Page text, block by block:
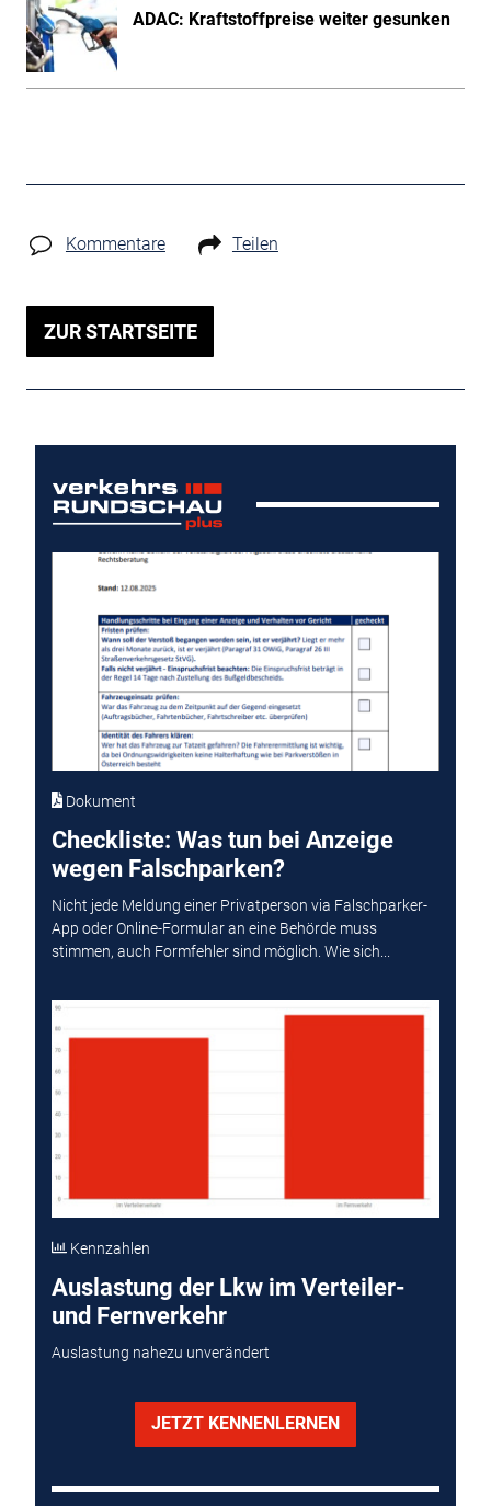
ADAC: Kraftstoffpreise weiter gesunken
Kommentare Teilen
ZUR STARTSEITE
Dokument
Checkliste: Was tun bei Anzeige
wegen Falschparken?
Nicht jede Meldung einer Privatperson via Falschparker-
App oder Online-Formular an eine Behörde muss
stimmen, auch Formfehler sind möglich. Wie sich...
Kennzahlen
Auslastung der Lkw im Verteiler-
und Fernverkehr
Auslastung nahezu unverändert
JETZT KENNENLERNEN